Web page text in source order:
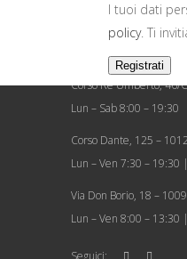
I tuoi dati
policy. Ti
Registrati
Via Cavour, 10 – 10124
Lun – Ven 7:30 –
Corso Re Umberto, 46/
Lun – Sab 8:00 – 19:30
Corso Dante, 125 –
Lun – Ven 7:30 – 19:30
Via Don Borio, 18 –
Lun – Ven 8:00 – 13:30
Seguici: